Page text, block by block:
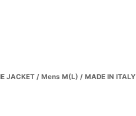
JACKET / Mens M(L) / MADE IN ITALY